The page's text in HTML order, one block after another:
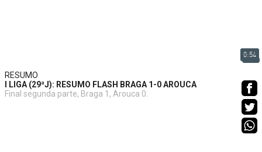
0:54
RESUMO
I LIGA (29ªJ): RESUMO FLASH BRAGA 1-0 AROUCA
Final segunda parte, Braga 1, Arouca 0.